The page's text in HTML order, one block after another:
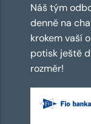
Náš tým
denně na
krokem vaší
potisk ještě
rozměr!